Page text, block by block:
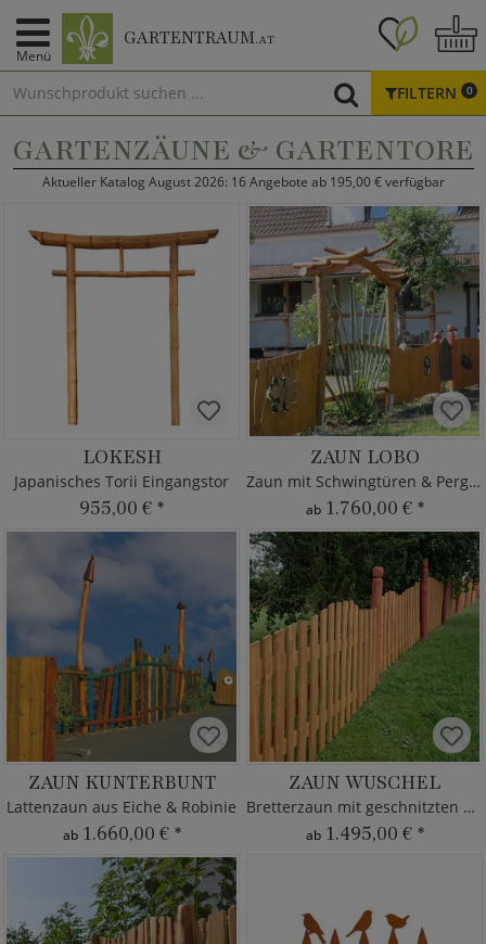
Menü
GARTENTRAUM.AT
FILTERN 0
GARTENZÄUNE & GARTENTORE
Aktueller Katalog August 2026: 16 Angebote ab 195,00 € verfügbar
LOKESH
Japanisches Torii Eingangstor
955,00 € *
ZAUN LOBO
Zaun mit Schwingtüren & Pergola
ab 1.760,00 € *
ZAUN KUNTERBUNT
Lattenzaun aus Eiche & Robinie
ab 1.660,00 € *
ZAUN WUSCHEL
Bretterzaun mit geschnitzten Pfosten
ab 1.495,00 € *